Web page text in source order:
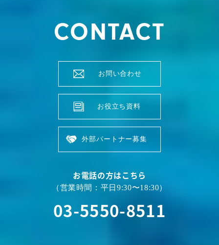
CONTACT
お問い合わせ
お役立ち資料
外部パートナー募集
お電話の方はこちら
（営業時間：平日9:30〜18:30）
03-5550-8511